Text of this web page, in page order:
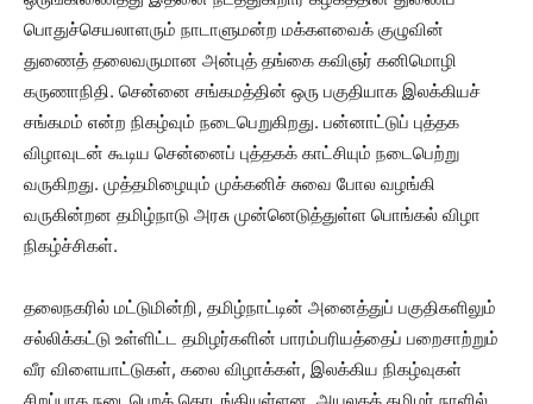
பொதுச்செயலாளரும் நாடாளுமன்ற மக்களவைக் குழுவின்
துணைத் தலைவருமான அன்புத் தங்கை கவிஞர் கனிமொழி
கருணாநிதி. சென்னை சங்கமத்தின் ஒரு பகுதியாக இலக்கியச்
சங்கமம் என்ற நிகழ்வும் நடைபெறுகிறது. பன்னாட்டுப் புத்தக
விழாவுடன் கூடிய சென்னைப் புத்தகக் காட்சியும் நடைபெற்று
வருகிறது. முத்தமிழையும் முக்கனிச் சுவை போல வழங்கி
வருகின்றன தமிழ்நாடு அரசு முன்னெடுத்துள்ள பொங்கல் விழா
நிகழ்ச்சிகள்.
தலைநகரில் மட்டுமின்றி, தமிழ்நாட்டின் அனைத்துப் பகுதிகளிலும்
சல்லிக்கட்டு உள்ளிட்ட தமிழர்களின் பாரம்பரியத்தைப் பறைசாற்றும்
வீர விளையாட்டுகள், கலை விழாக்கள், இலக்கிய நிகழ்வுகள்